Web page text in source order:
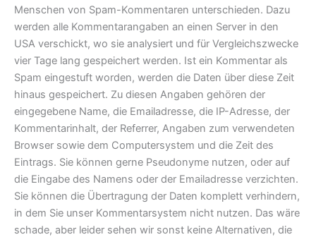
Menschen von Spam-Kommentaren unterschieden. Dazu
werden alle Kommentarangaben an einen Server in den
USA verschickt, wo sie analysiert und für Vergleichszwecke
vier Tage lang gespeichert werden. Ist ein Kommentar als
Spam eingestuft worden, werden die Daten über diese Zeit
hinaus gespeichert. Zu diesen Angaben gehören der
eingegebene Name, die Emailadresse, die IP-Adresse, der
Kommentarinhalt, der Referrer, Angaben zum verwendeten
Browser sowie dem Computersystem und die Zeit des
Eintrags. Sie können gerne Pseudonyme nutzen, oder auf
die Eingabe des Namens oder der Emailadresse verzichten.
Sie können die Übertragung der Daten komplett verhindern,
in dem Sie unser Kommentarsystem nicht nutzen. Das wäre
schade, aber leider sehen wir sonst keine Alternativen, die